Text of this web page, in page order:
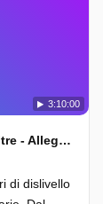
3:10:00
Ciclismo: Giro D'italia 2026 - 19A Tappa: Feltre - Alleghe (Fasi Finali)
di dislivello